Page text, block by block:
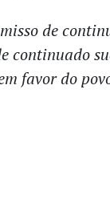
de
continuado
favor do